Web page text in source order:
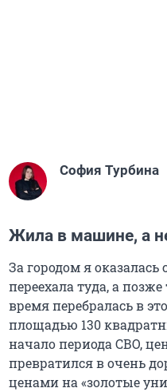
София Турбина
Жила в машине, а
За городом я
переехала туда, а
время перебралась в
площадью 130
начало периода СВО,
превратился в очень
ценами на «золотые